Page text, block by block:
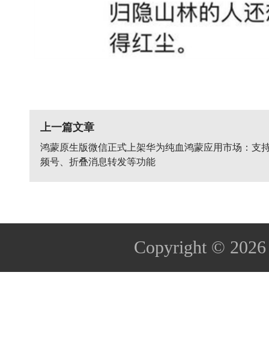
上一篇文章
鸿蒙原生版微信正式上架华为纯血鸿蒙应用市场：支
频号、折叠消息转发等功能
Copyright ©